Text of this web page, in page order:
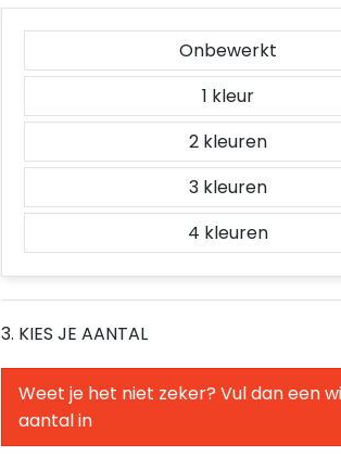
Onbewerkt
1
2
3
4
3. KIES JE AANTAL
Weet je het niet zeker? Vul dan een
aantal in